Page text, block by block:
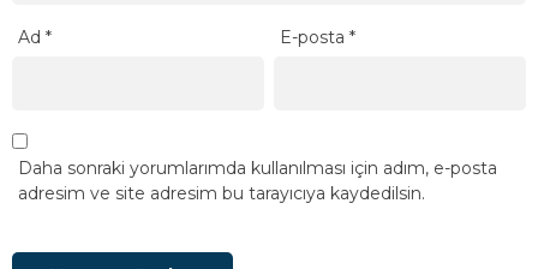
Ad * E-posta*
Daha sonraki yorumlarımda kullanılması için adım, e-posta
adresim ve site adresim bu tarayıcıya kaydedilsin.